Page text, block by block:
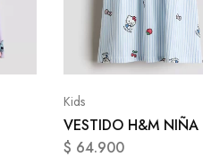
Kids
VESTIDO H&M NIÑA
$ 64.900